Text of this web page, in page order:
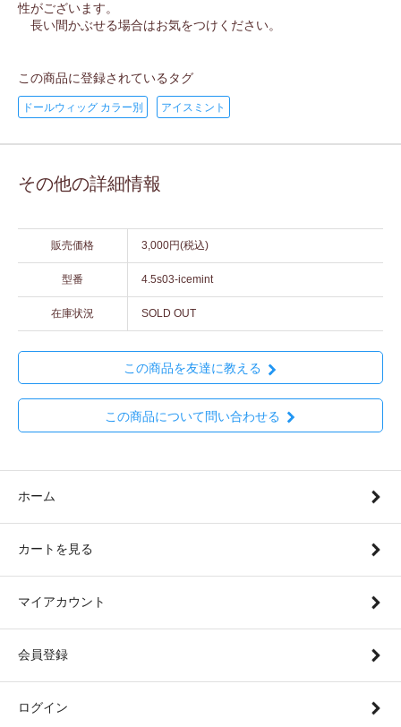
性がございます。
長い間かぶせる場合はお気をつけください。
この商品に登録されているタグ
ドールウィッグ カラー別 アイスミント
その他の詳細情報
販売価格 3,000円(税込)
型番 4.5s03-icemint
在庫状況 SOLD OUT
この商品を友達に教える
この商品について問い合わせる
ホーム
カートを見る
マイアカウント
会員登録
ログイン